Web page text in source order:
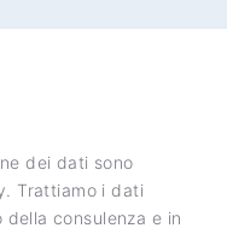
dei dati sono
. Trattiamo i dati
della consulenza e in